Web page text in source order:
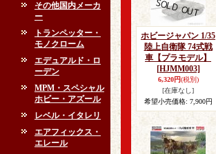
その他国内メーカ
ー
トランペッター・
モノクローム
エデュアルド・ロ
ーデン
MPM・スペシャル
ホビー・アズール
レベル・イタレリ
エアフィックス・
エレール
ホビージャパン 1/35
陸上自衛隊 74式戦
車【プラモデル】
[HJMM003]
6,320円(税別)
[在庫なし]
希望小売価格: 7,900円